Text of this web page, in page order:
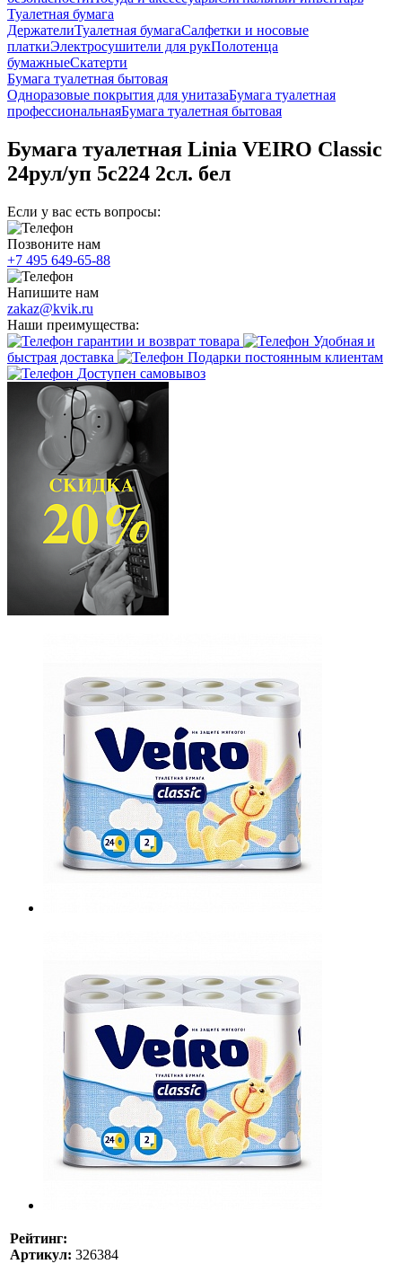
Туалетная бумага
ДержателиТуалетная бумагаСалфетки и носовые
платкиЭлектросушители для рукПолотенца
бумажныеСкатерти
Бумага туалетная бытовая
Одноразовые покрытия для унитазаБумага туалетная
профессиональнаяБумага туалетная бытовая
Бумага туалетная Linia VEIRO Classic
24рул/уп 5с224 2сл. бел
Если у вас есть вопросы:
Позвоните нам
+7 495 649-65-88
Напишите нам
zakaz@kvik.ru
Наши преимущества:
гарантии и возврат товара
Удобная и
быстрая доставка
Подарки постоянным клиентам
Доступен самовывоз
Рейтинг:
Артикул: 326384